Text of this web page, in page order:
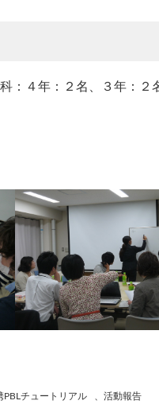
：４年：２名、３年：
PBLチュートリアル 、活動報告